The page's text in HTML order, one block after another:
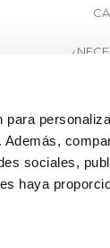
sociales,
haya